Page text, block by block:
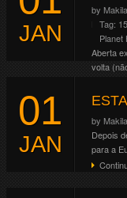
JAN
by
Tag:
Planet
Aberta
volta
01
JAN
by
Depois
para a